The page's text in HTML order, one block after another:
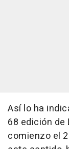
Así lo ha
68 edición de
comienzo el